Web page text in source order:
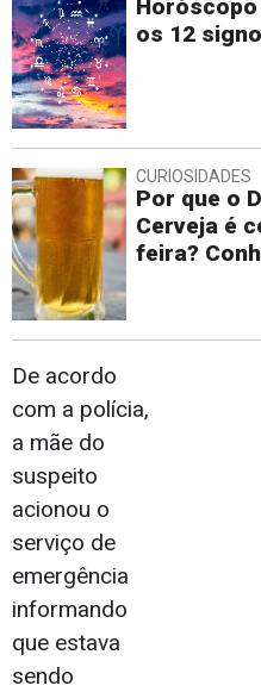
os 12
CURIOSIDADES
Por que o
Cerveja é
feira?
De acordo
com a polícia,
a mãe do
suspeito
acionou o
serviço de
emergência
informando
que estava
sendo